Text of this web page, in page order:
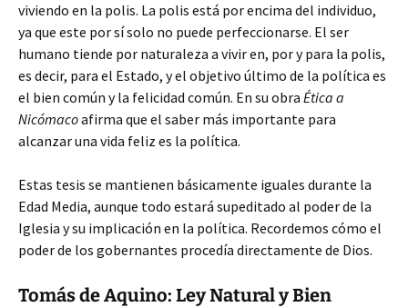
viviendo en la polis. La polis está por encima del individuo,
ya que este por sí solo no puede perfeccionarse. El ser
humano tiende por naturaleza a vivir en, por y para la polis,
es decir, para el Estado, y el objetivo último de la política es
el bien común y la felicidad común. En su obra Ética a
Nicómacoafirma que el saber más importante para
alcanzar una vida feliz es la política.
Estas tesis se mantienen básicamente iguales durante la
Edad Media, aunque todo estará supeditado al poder de la
Iglesia y su implicación en la política. Recordemos cómo el
poder de los gobernantes procedía directamente de Dios.
Tomás de Aquino: Ley Natural y Bien